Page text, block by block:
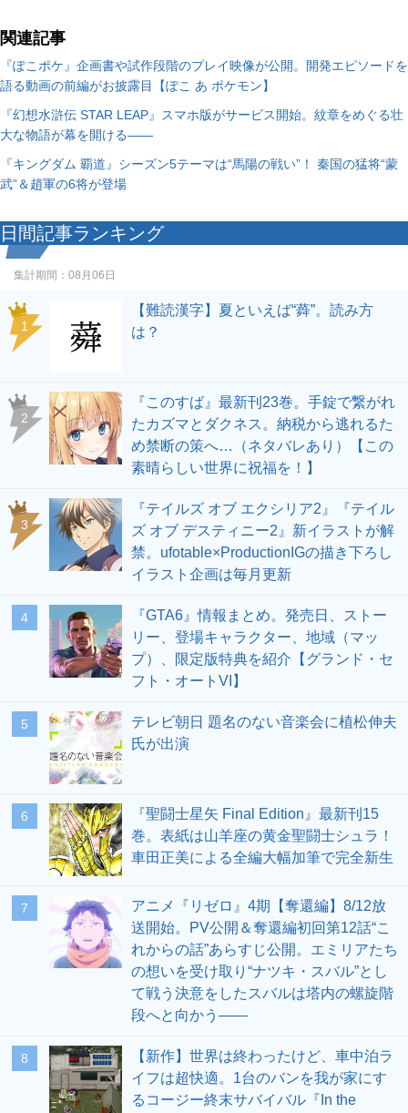
関連記事
『ぽこポケ』企画書や試作段階のプレイ映像が公開。開発エピソードを
語る動画の前編がお披露目【ぽこ あ ポケモン】
『幻想水滸伝 STAR LEAP』スマホ版がサービス開始。紋章をめぐる壮
大な物語が幕を開ける――
『キングダム 覇道』シーズン5テーマは“馬陽の戦い”！ 秦国の猛将“蒙
武”＆趙軍の6将が登場
日間記事ランキング
集計期間： 08月06日
1
【難読漢字】夏といえば“蕣”。読み方
は？
2
『このすば』最新刊23巻。手錠で繋がれ
たカズマとダクネス。納税から逃れるた
め禁断の策へ…（ネタバレあり）【この
素晴らしい世界に祝福を！】
3
『テイルズ オブ エクシリア2』『テイル
ズ オブ デスティニー2』新イラストが解
禁。ufotable×ProductionIGの描き下ろし
イラスト企画は毎月更新
4
『GTA6』情報まとめ。発売日、ストー
リー、登場キャラクター、地域（マッ
プ）、限定版特典を紹介【グランド・セ
フト・オートVI】
5
テレビ朝日 題名のない音楽会に植松伸夫
氏が出演
6
『聖闘士星矢 Final Edition』最新刊15
巻。表紙は山羊座の黄金聖闘士シュラ！
車田正美による全編大幅加筆で完全新生
7
アニメ『リゼロ』4期【奪還編】8/12放
送開始。PV公開＆奪還編初回第12話“こ
れからの話”あらすじ公開。エミリアたち
の想いを受け取り“ナツキ・スバル”とし
て戦う決意をしたスバルは塔内の螺旋階
段へと向かう――
8
【新作】世界は終わったけど、車中泊ラ
イフは超快適。1台のバンを我が家にす
るコージー終末サバイバル『In the